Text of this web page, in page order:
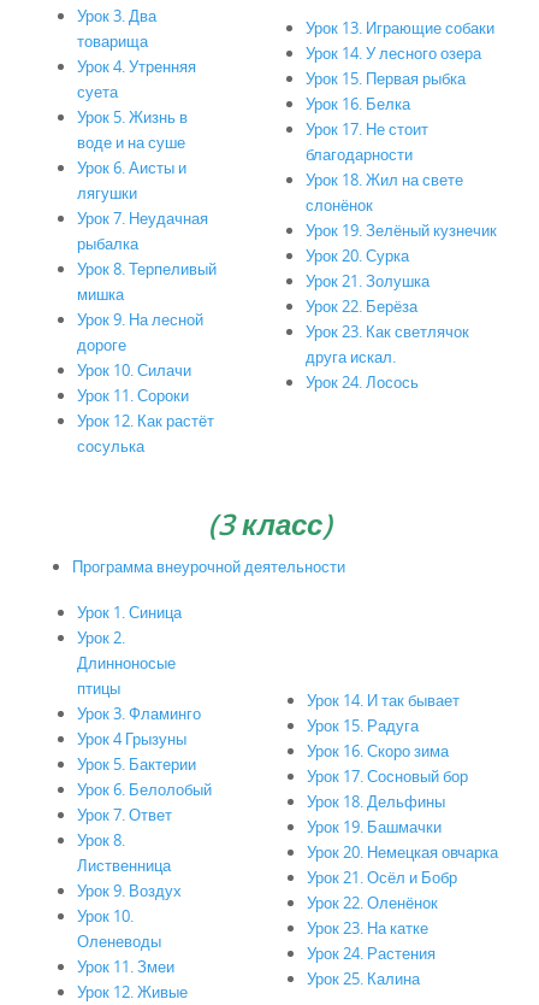
Урок 3. Два
товарища
Урок 4. Утренняя
суета
Урок 5. Жизнь в
воде и на суше
Урок 6. Аисты и
лягушки
Урок 7. Неудачная
рыбалка
Урок 8. Терпеливый
мишка
Урок 9. На лесной
дороге
Урок 10. Силачи
Урок 11. Сороки
Урок 12. Как растёт
сосулька
Урок 13. Играющие собаки
Урок 14. У лесного озера
Урок 15. Первая рыбка
Урок 16. Белка
Урок 17. Не стоит
благодарности
Урок 18. Жил на свете
слонёнок
Урок 19. Зелёный кузнечик
Урок 20. Сурка
Урок 21. Золушка
Урок 22. Берёза
Урок 23. Как светлячок
друга искал.
Урок 24. Лосось
(3 класс)
Программа внеурочной деятельности
Урок 1. Синица
Урок 2.
Длинноносые
птицы
Урок 3. Фламинго
Урок 4 Грызуны
Урок 5. Бактерии
Урок 6. Белолобый
Урок 7. Ответ
Урок 8.
Лиственница
Урок 9. Воздух
Урок 10.
Оленеводы
Урок 11. Змеи
Урок 12. Живые
Урок 14. И так бывает
Урок 15. Радуга
Урок 16. Скоро зима
Урок 17. Сосновый бор
Урок 18. Дельфины
Урок 19. Башмачки
Урок 20. Немецкая овчарка
Урок 21. Осёл и Бобр
Урок 22. Оленёнок
Урок 23. На катке
Урок 24. Растения
Урок 25. Калина